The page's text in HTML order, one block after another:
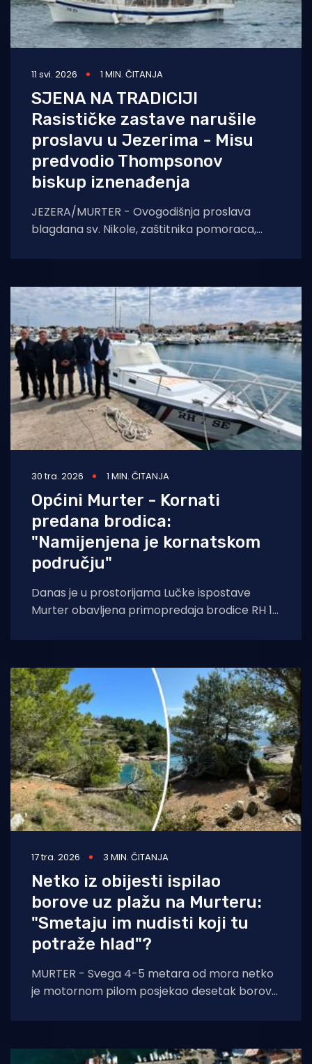
11 svi. 2026 1 MIN. ČITANJA
SJENA NA TRADICIJI
Rasističke zastave narušile
proslavu u Jezerima - Misu
predvodio Thompsonov
biskup iznenađenja
JEZERA/MURTER - Ovogodišnja proslava
blagdana sv. Nikole, zaštitnika pomoraca,
Murteru, ostala je
30 tra. 2026 1 MIN. ČITANJA
Općini Murter - Kornati
predana brodica:
"Namijenjena je kornatskom
području"
Danas je u prostorijama Lučke ispostave
Murter obavljena primopredaja brodice RH 1
Općini
17 tra. 2026 3 MIN. ČITANJA
Netko iz obijesti ispilao
borove uz plažu na Murteru:
"Smetaju im nudisti koji tu
potraže hlad"?
MURTER - Svega 4-5 metara od mora netko
je motornom pilom posjekao desetak borova